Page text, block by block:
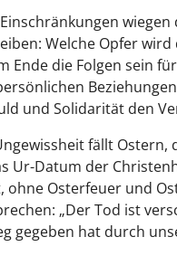
Welche Opfer
Ende die Folgen sein
und Solidarität den
fällt Ostern,
Ur-Datum der
ohne Osterfeuer und
„Der Tod ist
gegeben hat durch